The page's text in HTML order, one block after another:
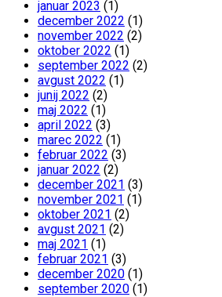
januar 2023 (1)
december 2022 (1)
november 2022 (2)
oktober 2022 (1)
september 2022 (2)
avgust 2022 (1)
junij 2022 (2)
maj 2022 (1)
april 2022 (3)
marec 2022 (1)
februar 2022 (3)
januar 2022 (2)
december 2021 (3)
november 2021 (1)
oktober 2021 (2)
avgust 2021 (2)
maj 2021 (1)
februar 2021 (3)
december 2020 (1)
september 2020 (1)